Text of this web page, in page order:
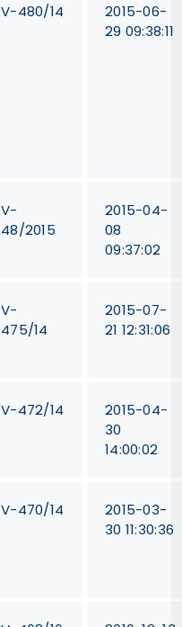
V-480/14
2015-06-
29 09:38:11
V-
48/2015
2015-04-
08
09:37:02
V-
475/14
2015-07-
21 12:31:06
V-472/14
2015-04-
30
14:00:02
V-470/14
2015-03-
30 11:30:36